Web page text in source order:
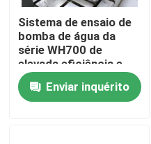
Início
Produtos
Sistema de ensaio de
bomba de água da
série WH700 de
elevada eficiência e
fácil utilização
Enviar inquérito